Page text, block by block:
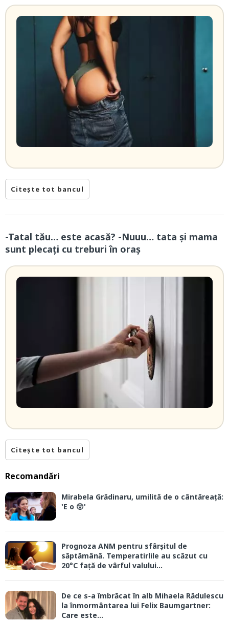
Citește tot bancul
-Tatal tău… este acasă? -Nuuu… tata și mama
sunt plecați cu treburi în oraș
Citește tot bancul
Recomandări
Mirabela Grădinaru, umilită de o cântăreață:
'E o 😲'
Prognoza ANM pentru sfârșitul de
săptămână. Temperatirlile au scăzut cu
20°C față de vârful valului...
De ce s-a îmbrăcat în alb Mihaela Rădulescu
la înmormântarea lui Felix Baumgartner:
Care este...